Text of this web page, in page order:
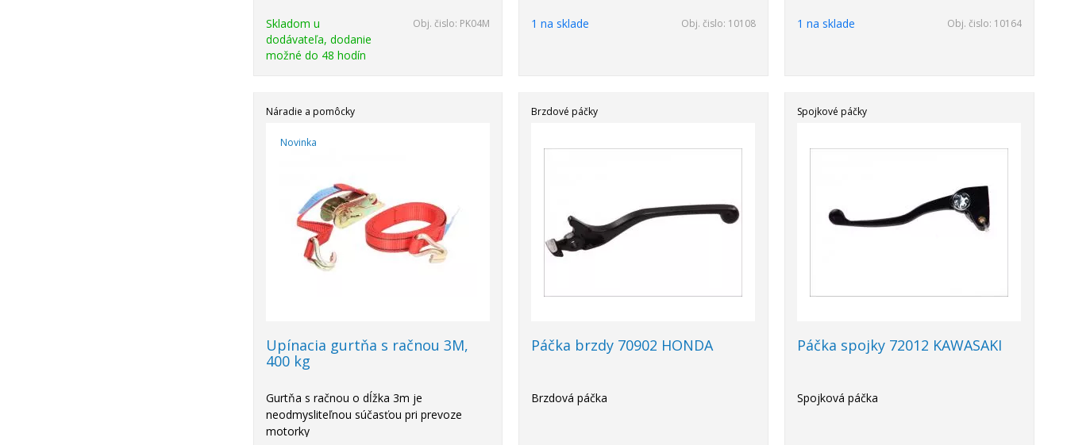
Skladom u
dodávateľa, dodanie
možné do 48 hodín
Obj. čislo: PK04M 1 na sklade Obj. čislo: 10108 1 na sklade Obj. čislo: 10164
Náradie a pomôcky
Novinka
Upínacia gurtňa s račnou 3M,
400 kg
Gurtňa s račnou o dĺžka 3m je
neodmysliteľnou súčasťou pri prevoze
motorky
Brzdové páčky
Páčka brzdy 70902 HONDA
Brzdová páčka
Spojkové páčky
Páčka spojky 72012 KAWASAKI
Spojková páčka